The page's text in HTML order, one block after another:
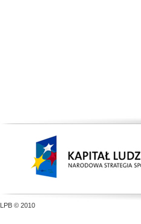
LPB © 2010